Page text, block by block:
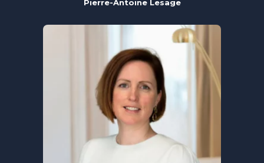
Pierre-Antoine Lesage